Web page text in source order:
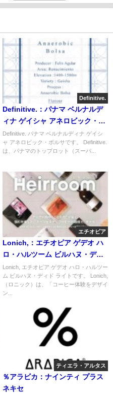
Definitive.
Definitive.：パナマ ベルナルデ
ィナ ゲイシャ アネロビック・ボ
ルサ
Definitive. パナマ ベルナルディナ ゲイシ
ャ アネロビック・ボルサです。 Definitive.
は、パナマのトップロット（スーパ...
エチオピア
Lonich,：エチオピア ゲデオ ハ
ロ・ハルツーム ビルハヌ・ディ
ド ライト
Lonich, エチオピア ゲデオ ハロ・ハルツー
ム ビルハヌ・ディド ライトです。 Lonich,
（ロニック）は、「コーヒー体験をデザイ
ン...
ティエラ・アルタス
％アラビカ：ナインティ プラス
ネキセ